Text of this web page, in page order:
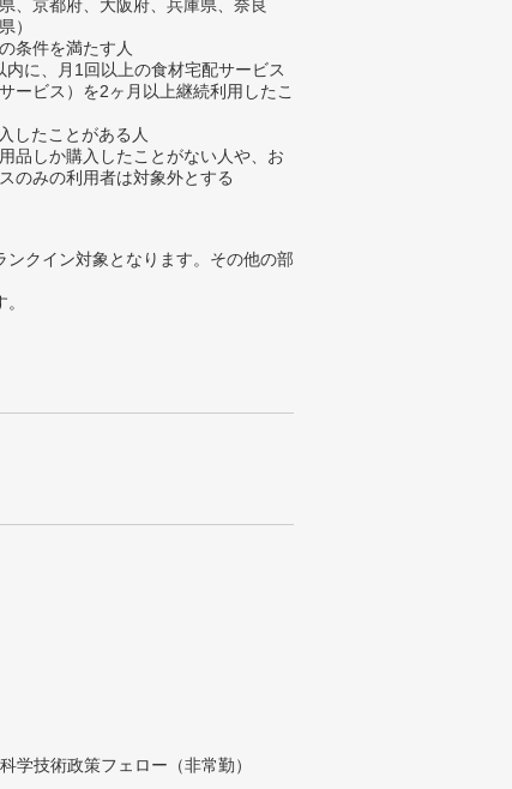
、京都府、大阪府、兵庫県、奈良
）
条件を満たす人
内に、月1回以上の食材宅配サービス
サービス）を2ヶ月以上継続利用したこ
したことがある人
品しか購入したことがない人や、お
のみの利用者は対象外とする
クイン対象となります。その他の部
学技術政策フェロー（非常勤）